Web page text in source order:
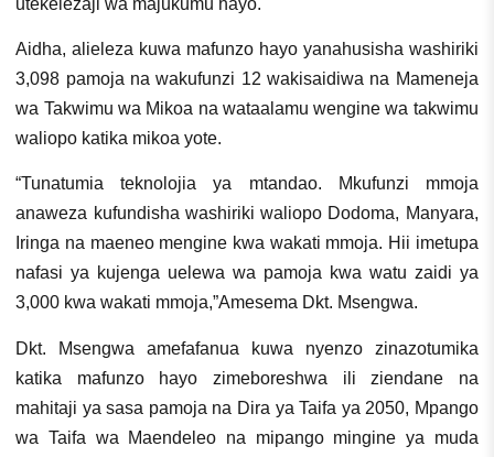
Aidha, alieleza kuwa mafunzo hayo yanahusisha washiriki
3,098 pamoja na wakufunzi 12 wakisaidiwa na Mameneja
wa Takwimu wa Mikoa na wataalamu wengine wa takwimu
waliopo katika mikoa yote.
“Tunatumia teknolojia ya mtandao. Mkufunzi mmoja
anaweza kufundisha washiriki waliopo Dodoma, Manyara,
Iringa na maeneo mengine kwa wakati mmoja. Hii imetupa
nafasi ya kujenga uelewa wa pamoja kwa watu zaidi ya
3,000 kwa wakati mmoja,”Amesema Dkt. Msengwa.
Dkt. Msengwa amefafanua kuwa nyenzo zinazotumika
katika mafunzo hayo zimeboreshwa ili ziendane na
mahitaji ya sasa pamoja na Dira ya Taifa ya 2050, Mpango
wa Taifa wa Maendeleo na mipango mingine ya muda